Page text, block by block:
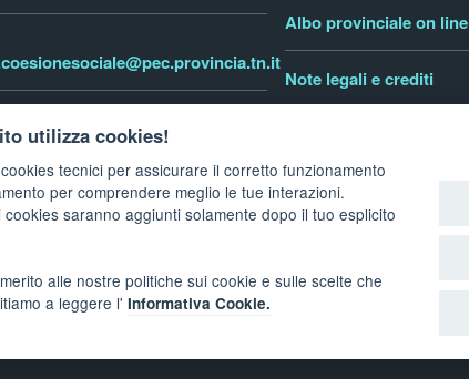
Albo provinciale on line
Note legali e crediti
coesione sociale
utilizza cookies!
tecnici per assicurare il corretto funzionamento
per comprendere meglio le tue interazioni.
saranno aggiunti solamente dopo il tuo esplicito
alle nostre politiche sui cookie e sulle scelte che
a leggere l' Informativa Cookie.